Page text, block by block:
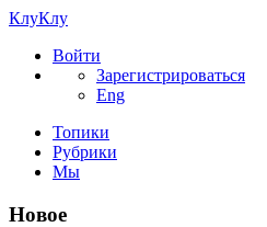
КлуКлу
Войти
Зарегистрироваться
Eng
Топики
Рубрики
Мы
Новое